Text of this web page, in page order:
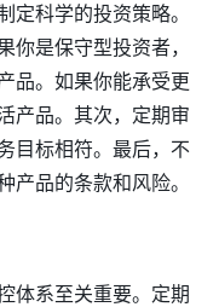
定科学的投资策略。
你是保守型投资者，
品。如果你能承受更
产品。其次，定期审
目标相符。最后，不
产品的条款和风险。
体系至关重要。定期